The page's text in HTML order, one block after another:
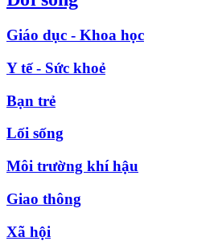
Giáo dục - Khoa học
Y tế - Sức khoẻ
Bạn trẻ
Lối sống
Môi trường khí hậu
Giao thông
Xã hội